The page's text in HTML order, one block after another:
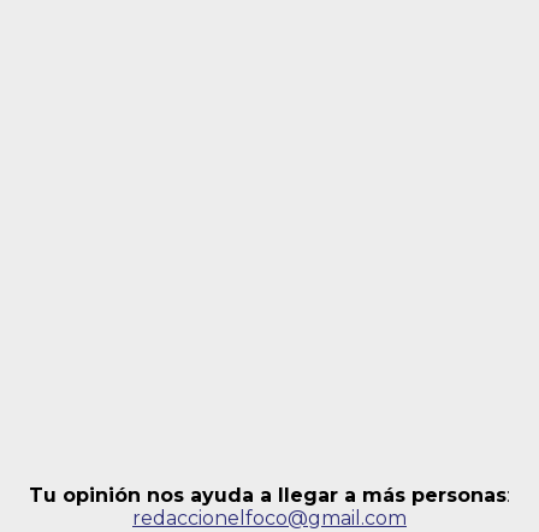
Tu opinión nos ayuda a llegar a más personas:
redaccionelfoco@gmail.com